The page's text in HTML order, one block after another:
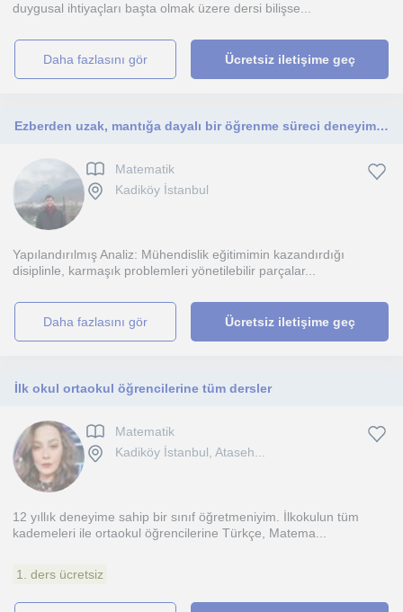
duygusal ihtiyaçları başta olmak üzere dersi bilişse...
daha fazlasını gör Ücretsiz iletişime geç
Ezberden uzak, mantığa dayalı bir öğrenme süreci deneyimlemek isteyen tum ilkokul ve ortaokul öğrencileriyle çalışıyorum.
Matematik
Kadiköy İstanbul
Yapılandırılmış Analiz: Mühendislik eğitimimin kazandırdığı
disiplinle, karmaşık problemleri yönetilebilir parçalar...
daha fazlasını gör Ücretsiz iletişime geç
İlk okul ortaokul öğrencilerine tüm dersler
Matematik
Kadiköy İstanbul, Ataseh...
12 yıllık deneyime sahip bir sınıf öğretmeniyim. İlkokulun tüm
kademeleri ile ortaokul öğrencilerine Türkçe, Matema...
1. ders ücretsiz